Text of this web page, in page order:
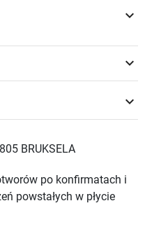
keyboard_arrow_down
keyboard_arrow_down
keyboard_arrow_down
BRUKSELA
po konfirmatach i
powstałych w płycie